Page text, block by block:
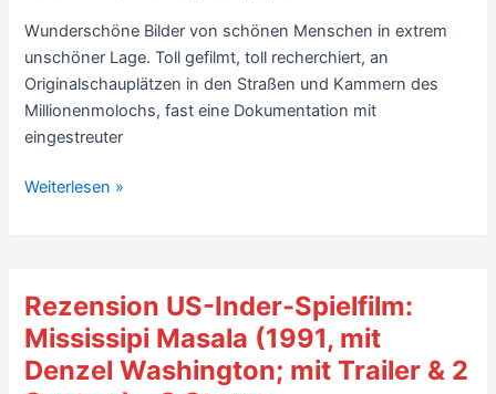
mit
5
Videos
–
7
Wunderschöne Bilder von schönen Menschen in extrem
unschöner Lage. Toll gefilmt, toll recherchiert, an
Originalschauplätzen in den Straßen und Kammern des
Millionenmolochs, fast eine Dokumentation mit
eingestreuter
Rezension
Spielfilm:
Bombay!
(1988,
Regie
Mira
Weiterlesen »
Rezension US-Inder-Spielfilm:
Mississipi Masala (1991, mit
Denzel Washington; mit Trailer & 2